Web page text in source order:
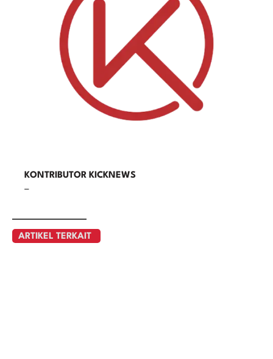
KONTRIBUTOR KICKNEWS
–
ARTIKEL TERKAIT